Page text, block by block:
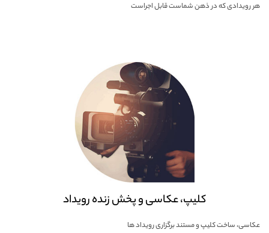
هر رویدادی که در ذهن شماست قابل اجراست
کلیپ، عکاسی و پخش زنده رویداد
عکاسی، ساخت کلیپ و مستند برگزاری رویداد ها